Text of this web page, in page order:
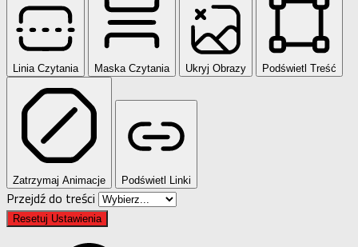
Linia Czytania Maska Czytania Ukryj Obrazy Podświetl Treść
Zatrzymaj Animacje Podświetl Linki
Przejdź do treści
Resetuj Ustawienia